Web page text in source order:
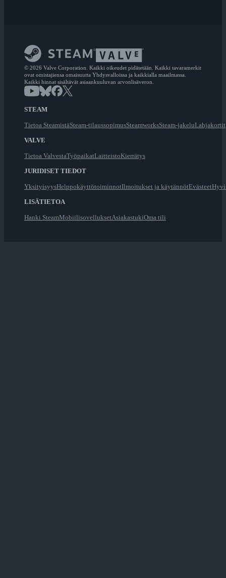
© 2026 Valve Corporation. Kaikki oikeudet pidätetään. Kaikki tavaramerkit
ovat omistajiensa omaisuutta Yhdysvalloissa ja kaikkialla maailmassa.
Kaikki hinnat sisältävät asiaankuuluvan arvonlisäveron.
STEAM
Tietoa SteamistäSteam-tilaussopimusSteamworksSteam-jakeluLahjakortit
VALVE
Tietoa ValvestaTyöpaikatLaitteistoKierrätys
JURIDISET TIEDOT
YksityisyysHelppokäyttötoiminnotIlmoitukset ja käytännötEvästeet
LISÄTIETOA
Hanki SteamMobiilisovelluksetAsiakastukiOma tili